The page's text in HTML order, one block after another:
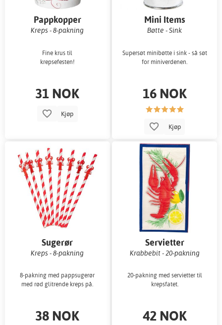
Pappkopper
Kreps - 8-pakning
Fine krus til
krepsefesten!
31 NOK
Kjøp
Mini Items
Bøtte - Sink
Supersøt minibøtte i sink - så søt
for miniverdenen.
16 NOK
Kjøp
Sugerør
Kreps - 8-pakning
8-pakning med pappsugerør
med rød glitrende kreps på.
38 NOK
Servietter
Krabbebit - 20-pakning
20-pakning med servietter til
krepsfatet.
42 NOK